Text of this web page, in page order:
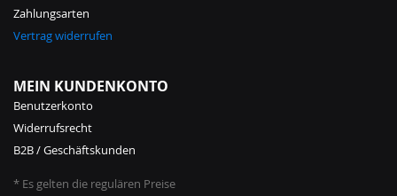
Zahlungsarten
Vertrag widerrufen
MEIN KUNDENKONTO
Benutzerkonto
Widerrufsrecht
B2B / Geschäftskunden
* Es gelten die regulären Preise